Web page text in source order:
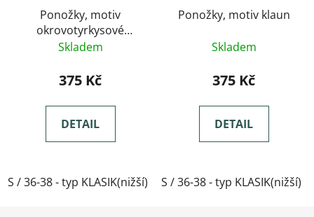
Ponožky, motiv
okrovotyrkysové
bubliny
Skladem
375 Kč
DETAIL
S / 36-38 - typ KLASIK(nižší) M / 39-41- typ KLASIK(nižší)
Ponožky, motiv klaun
Skladem
375 Kč
DETAIL
S / 36-38 - typ KLASIK(nižší)